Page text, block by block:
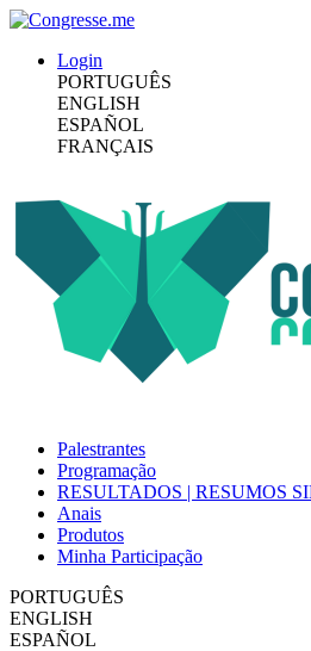
Login
PORTUGUÊS
ENGLISH
ESPAÑOL
FRANÇAIS
Palestrantes
Programação
RESULTADOS | RESUMOS
Anais
Produtos
Minha Participação
PORTUGUÊS
ENGLISH
ESPAÑOL